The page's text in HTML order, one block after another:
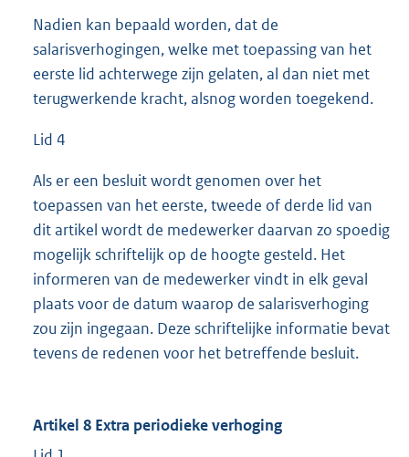
Nadien kan bepaald worden, dat de
salarisverhogingen, welke met toepassing van het
eerste lid achterwege zijn gelaten, al dan niet met
terugwerkende kracht, alsnog worden toegekend.
Lid 4
Als er een besluit wordt genomen over het
toepassen van het eerste, tweede of derde lid van
dit artikel wordt de medewerker daarvan zo spoedig
mogelijk schriftelijk op de hoogte gesteld. Het
informeren van de medewerker vindt in elk geval
plaats voor de datum waarop de salarisverhoging
zou zijn ingegaan. Deze schriftelijke informatie bevat
tevens de redenen voor het betreffende besluit.
Artikel 8 Extra periodieke verhoging